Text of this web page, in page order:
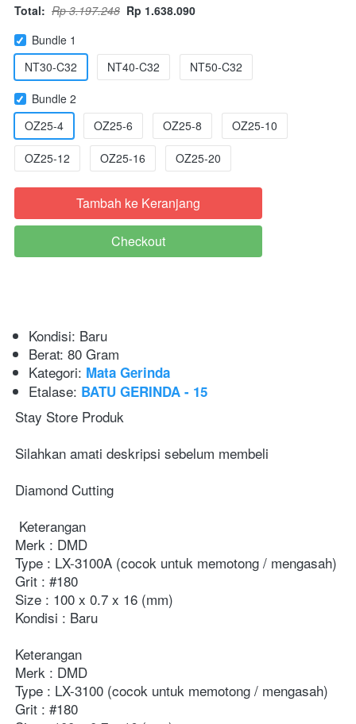
Total: Rp 3.197.248 Rp 1.638.090
Bundle 1
NT30-C32
NT40-C32
NT50-C32
Bundle 2
OZ25-4
OZ25-6 OZ25-8 OZ25-10
OZ25-12 OZ25-16 OZ25-20
`
Tambah ke Keranjang
`
Checkout
Kondisi: Baru
Berat: 80 Gram
Kategori: Mata Gerinda
Etalase: BATU GERINDA - 15
Stay Store Produk
Silahkan amati deskripsi sebelum membeli
Diamond Cutting
Keterangan
Merk : DMD
Type : LX-3100A (cocok untuk memotong / mengasah)
Grit : #180
Size : 100 x 0.7 x 16 (mm)
Kondisi : Baru
Keterangan
Merk : DMD
Type : LX-3100 (cocok untuk memotong / mengasah)
Grit : #180